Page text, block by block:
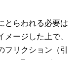
とらわれる必要は
ージした上で、
リクション（引